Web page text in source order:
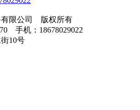
有限公司 版权所有
手机：18678029022
10号